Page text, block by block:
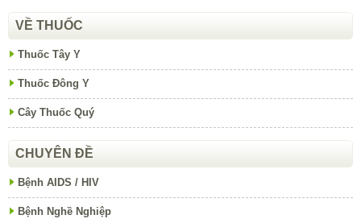
VỀ THUỐC
Thuốc Tây Y
Thuốc Đông Y
Cây Thuốc Quý
CHUYÊN ĐỀ
Bệnh AIDS / HIV
Bệnh Nghề Nghiệp